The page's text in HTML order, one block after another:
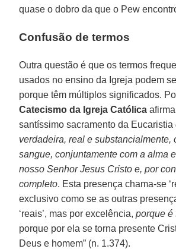
quase o dobro da que o Pew
Confusão de termos
Outra questão é que os termos
usados no ensino da Igreja podem
porque têm múltiplos significados.
Catecismo da Igreja Católica
santíssimo sacramento da Eucaristia
verdadeira, real e substancialmente,
sangue, conjuntamente com a alma
nosso Senhor Jesus Cristo e, por
completo. Esta presença chama-se
exclusivo como se as outras
‘reais’, mas por excelência,porque é
porque por ela se torna presente
Deus e homem” (n. 1.374).